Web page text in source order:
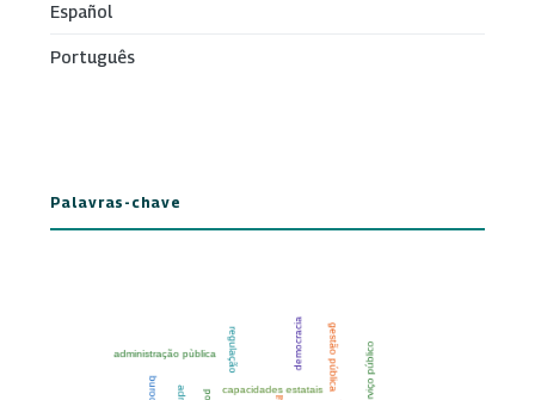
Español
Português
Palavras-chave